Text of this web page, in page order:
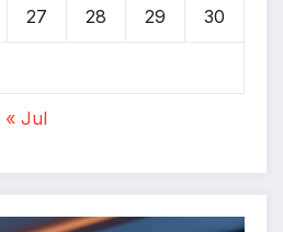
27 28 29 30
« Jul